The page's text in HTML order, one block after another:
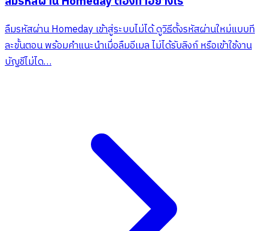
ลืมรหัสผ่าน Homeday เข้าสู่ระบบไม่ได้ ดูวิธีตั้งรหัสผ่านใหม่แบบที
ละขั้นตอน พร้อมคำแนะนำเมื่อลืมอีเมล ไม่ได้รับลิงก์ หรือเข้าใช้งาน
บัญชีไม่ได…